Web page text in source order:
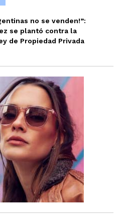
no se venden!”:
se plantó contra la
de Propiedad Privada